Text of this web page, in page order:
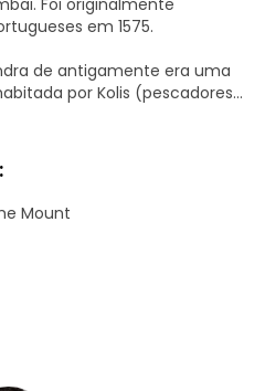
Foi originalmente
em 1575.
de antigamente era uma
por Kolis (pescadores)
Companhia Britânica das
a original das 24 pakhadis, ou
Quando os britânicos
em 1661, não
afortunado irmão Ranwar,
Mount